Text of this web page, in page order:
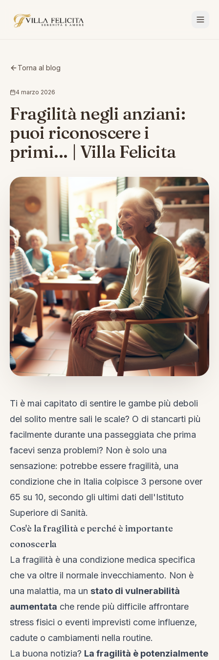
Torna al blog
4 marzo 2026
Fragilità negli anziani:
puoi riconoscere i
primi... | Villa Felicita
Ti è mai capitato di sentire le gambe più deboli
del solito mentre sali le scale? O di stancarti più
facilmente durante una passeggiata che prima
facevi senza problemi? Non è solo una
sensazione: potrebbe essere fragilità, una
condizione che in Italia colpisce 3 persone over
65 su 10, secondo gli ultimi dati dell'Istituto
Superiore di Sanità.
Cos'è la fragilità e perché è importante
conoscerla
La fragilità è una condizione medica specifica
che va oltre il normale invecchiamento. Non è
una malattia, ma un stato di vulnerabilità
aumentata che rende più difficile affrontare
stress fisici o eventi imprevisti come influenze,
cadute o cambiamenti nella routine.
La buona notizia? La fragilità è potenzialmente